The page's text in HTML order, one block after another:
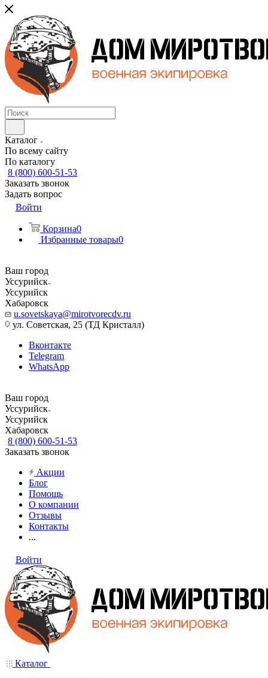
Каталог
По всему сайту
По каталогу
8 (800) 600-51-53
Заказать звонок
Задать вопрос
Войти
Корзина0
Избранные товары0
Ваш город
Уссурийск
Уссурийск
Хабаровск
u.sovetskaya@mirotvorecdv.ru
ул. Советская, 25 (ТД Кристалл)
Вконтакте
Telegram
WhatsApp
Ваш город
Уссурийск
Уссурийск
Хабаровск
8 (800) 600-51-53
Заказать звонок
Акции
Блог
Помощь
О компании
Отзывы
Контакты
...
Войти
Каталог